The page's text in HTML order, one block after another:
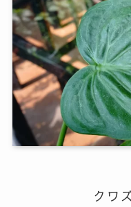
クワ